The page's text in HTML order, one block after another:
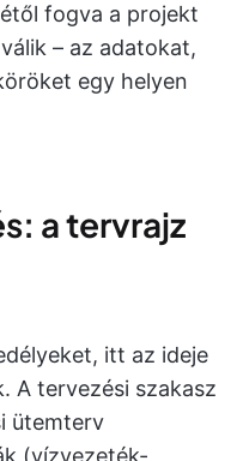
fogva a projekt
– az adatokat,
egy helyen
a tervrajz
itt az ideje
A tervezési szakasz
ütemterv
(vízvezeték-